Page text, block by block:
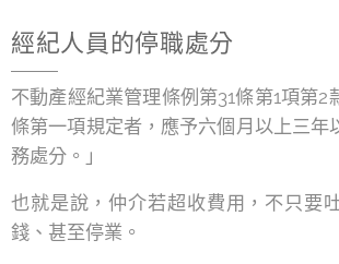
經紀人員的停職處分
不動產經紀業管理條例第31條第1項第2
條第一項規定者，應予六個月以上三年
務處分。」
也就是說，仲介若超收費用，不只要
錢、甚至停業。